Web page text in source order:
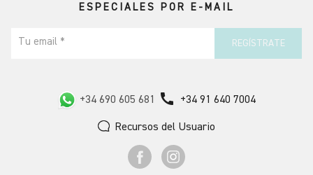
ESPECIALES POR E-MAIL
Tu email * REGÍSTRATE
+34 690 605 681 call +34 91 640 7004
Recursos del Usuario